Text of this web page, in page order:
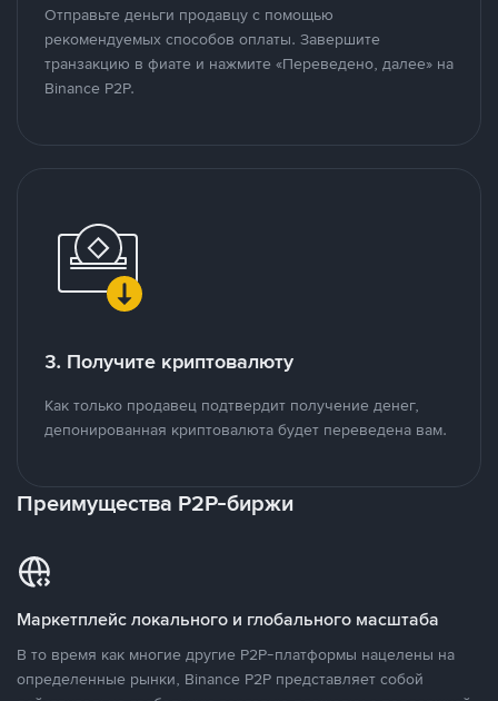
Отправьте деньги продавцу с помощью
рекомендуемых способов оплаты. Завершите
транзакцию в фиате и нажмите «Переведено, далее» на
Binance P2P.
3. Получите криптовалюту
Как только продавец подтвердит получение денег,
депонированная криптовалюта будет переведена вам.
Преимущества P2P-биржи
Маркетплейс локального и глобального масштаба
В то время как многие другие P2P-платформы нацелены на
определенные рынки, Binance P2P представляет собой